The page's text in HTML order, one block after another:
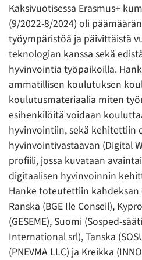
Kaksivuotisessa Erasmus+
(9/2022-8/2024) oli
työympäristöä ja päivittäistä
teknologian kanssa sekä
hyvinvointia työpaikoilla.
ammatillisen koulutuksen
koulutusmateriaalia miten
esihenkilöitä voidaan
hyvinvointiin, sekä kehitettiin
hyvinvointivastaavan (Digital
profiili, jossa kuvataan
digitaalisen hyvinvoinnin
Hanke toteutettiin
Ranska (BGE Ile Conseil),
(GESEME), Suomi (Sosped-
International srl), Tanska
(PNEVMA LLC) ja Kreikka